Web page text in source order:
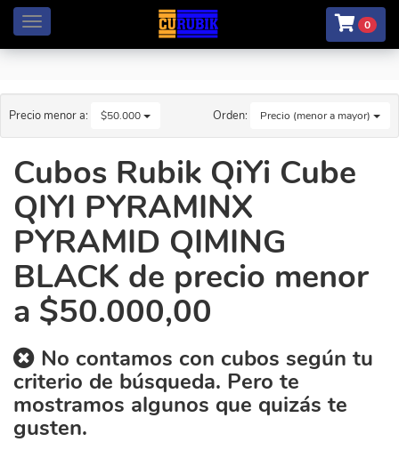
Menú 0
Precio menor a: $50.000 Orden: Precio (menor a mayor)
Cubos Rubik QiYi Cube
QIYI PYRAMINX
PYRAMID QIMING
BLACK de precio menor
a $50.000,00
No contamos con cubos según tu
criterio de búsqueda. Pero te
mostramos algunos que quizás te
gusten.